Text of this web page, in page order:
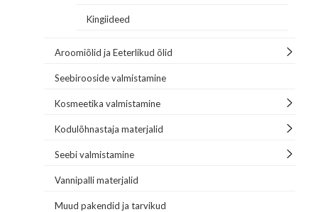
Kingiideed
Aroomiõlid ja Eeterlikud õlid
Seebirooside valmistamine
Kosmeetika valmistamine
Kodulõhnastaja materjalid
Seebi valmistamine
Vannipalli materjalid
Muud pakendid ja tarvikud